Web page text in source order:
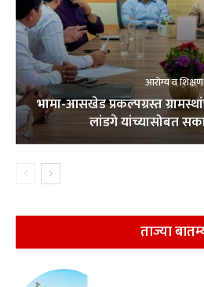
आरोग्य व शिक्षण
भामा-आसखेड प्रकल्पग्रस्त
लांडगे यांच्यासोबत
ताज्या